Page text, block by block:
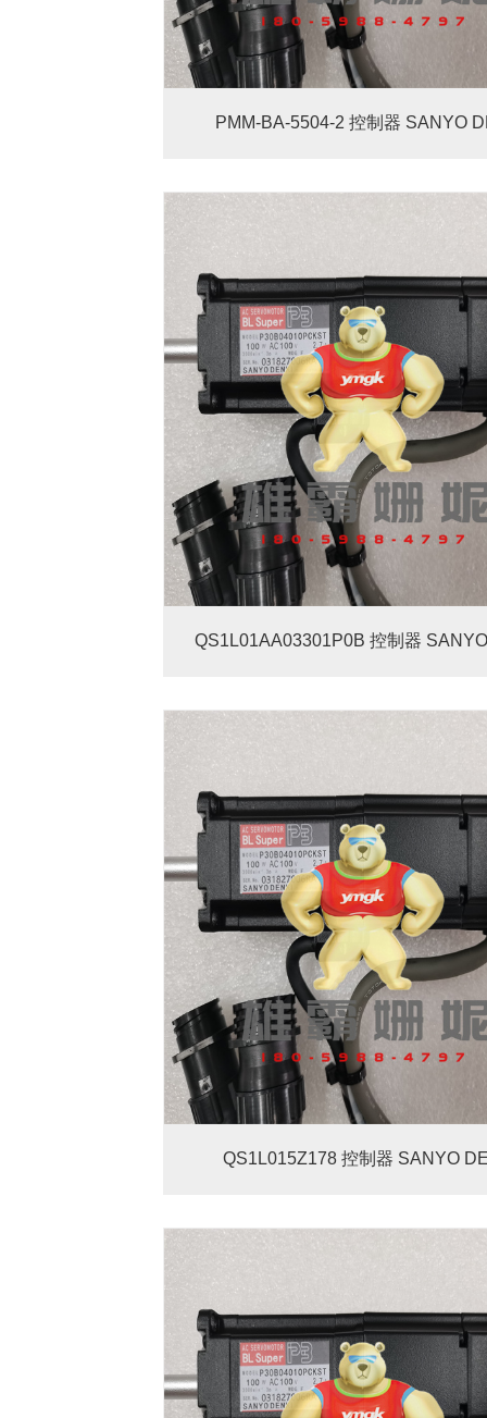
PMM-BA-5504-2 控制器 SANYO
QS1L01AA03301P0B 控制器
QS1L015Z178 控制器 SANYO